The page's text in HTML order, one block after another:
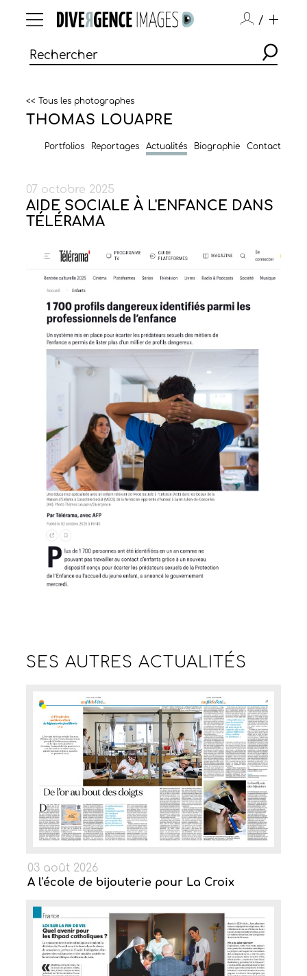
/
<< Tous les photographes
THOMAS LOUAPRE
Portfolios Reportages Actualités Biographie Contact
07 octobre 2025
AIDE SOCIALE À L'ENFANCE DANS
TÉLÉRAMA
SES AUTRESACTUALITÉS
03 août 2026
A l'école de bijouterie pour La Croix